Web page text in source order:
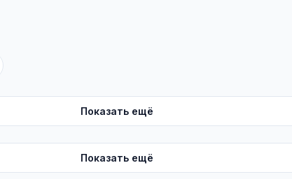
Показать ещё
Показать ещё